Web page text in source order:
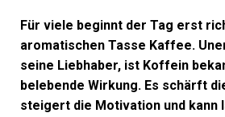
Für viele beginnt der Tag erst
aromatischen Tasse Kaffee.
seine Liebhaber, ist Koffein
belebende Wirkung. Es schärft
steigert die Motivation und kann